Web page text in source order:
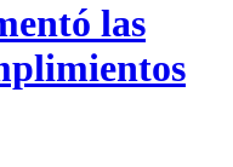
las